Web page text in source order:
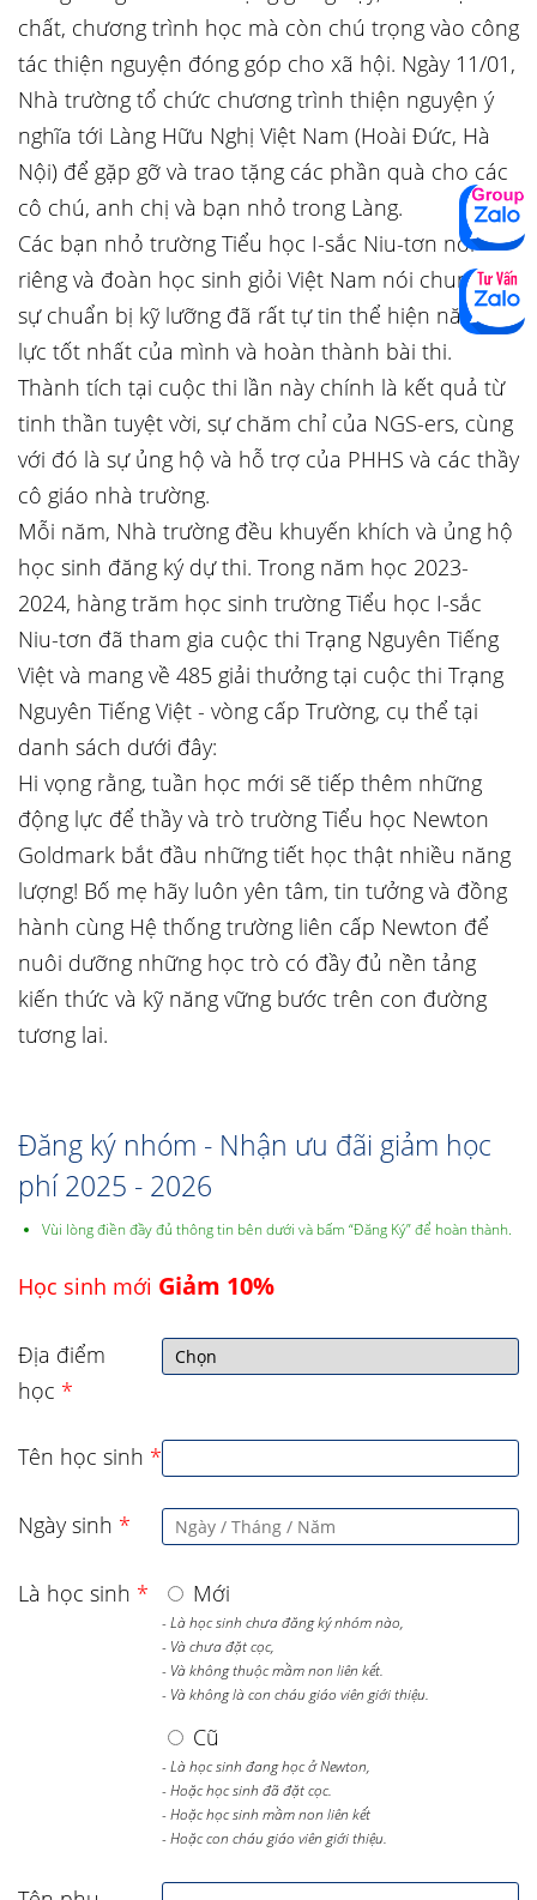
chất, chương trình học mà còn chú trọng vào công
tác thiện nguyện đóng góp cho xã hội. Ngày 11/01,
Nhà trường tổ chức chương trình thiện nguyện ý
nghĩa tới Làng Hữu Nghị Việt Nam (Hoài Đức, Hà
Nội) để gặp gỡ và trao tặng các phần quà cho các
cô chú, anh chị và bạn nhỏ trong Làng.
Các bạn nhỏ trường Tiểu học I-sắc Niu-tơn nói
riêng và đoàn học sinh giỏi Việt Nam nói chung với
sự chuẩn bị kỹ lưỡng đã rất tự tin thể hiện năng
lực tốt nhất của mình và hoàn thành bài thi.
Thành tích tại cuộc thi lần này chính là kết quả từ
tinh thần tuyệt vời, sự chăm chỉ của NGS-ers, cùng
với đó là sự ủng hộ và hỗ trợ của PHHS và các thầy
cô giáo nhà trường.
Mỗi năm, Nhà trường đều khuyến khích và ủng hộ
học sinh đăng ký dự thi. Trong năm học 2023-
2024, hàng trăm học sinh trường Tiểu học I-sắc
Niu-tơn đã tham gia cuộc thi Trạng Nguyên Tiếng
Việt và mang về 485 giải thưởng tại cuộc thi Trạng
Nguyên Tiếng Việt - vòng cấp Trường, cụ thể tại
danh sách dưới đây:
Hi vọng rằng, tuần học mới sẽ tiếp thêm những
động lực để thầy và trò trường Tiểu học Newton
Goldmark bắt đầu những tiết học thật nhiều năng
lượng! Bố mẹ hãy luôn yên tâm, tin tưởng và đồng
hành cùng Hệ thống trường liên cấp Newton để
nuôi dưỡng những học trò có đầy đủ nền tảng
kiến thức và kỹ năng vững bước trên con đường
tương lai.
Đăng ký nhóm - Nhận ưu đãi giảm học
phí 2025 - 2026
Vùi lòng điền đầy đủ thông tin bên dưới và bấm “Đăng Ký” để hoàn thành.
Học sinh mới Giảm 10%
Địa điểm
học *
Tên học sinh *
Ngày sinh *
Là học sinh * Mới
- Là học sinh chưa đăng ký nhóm nào,
- Và chưa đặt cọc,
- Và không thuộc mầm non liên kết.
- Và không là con cháu giáo viên giới thiệu.
Cũ
- Là học sinh đang học ở Newton,
- Hoặc học sinh đã đặt cọc.
- Hoặc học sinh mầm non liên kết
- Hoặc con cháu giáo viên giới thiệu.